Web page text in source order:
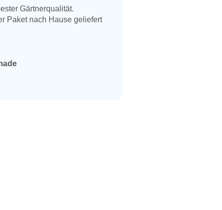
Gärtnerqualität.
Paket nach Hause geliefert